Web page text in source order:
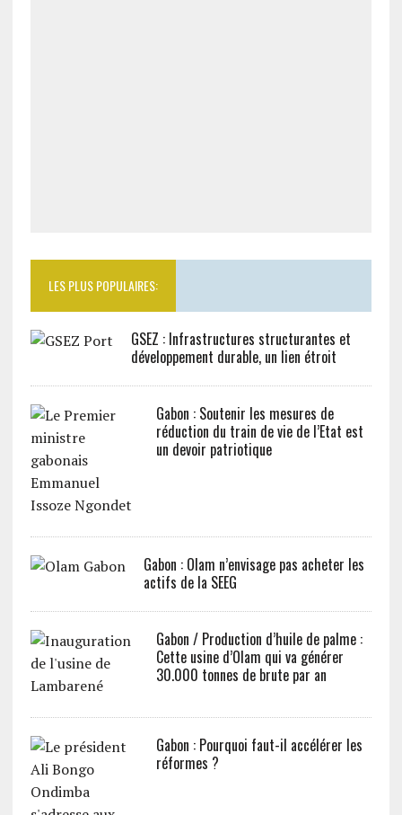
LES PLUS POPULAIRES:
GSEZ : Infrastructures structurantes et
développement durable, un lien étroit
Gabon : Soutenir les mesures de
réduction du train de vie de l’Etat est
un devoir patriotique
Gabon : Olam n’envisage pas acheter les
actifs de la SEEG
Gabon / Production d’huile de palme :
Cette usine d’Olam qui va générer
30.000 tonnes de brute par an
Gabon : Pourquoi faut-il accélérer les
réformes ?